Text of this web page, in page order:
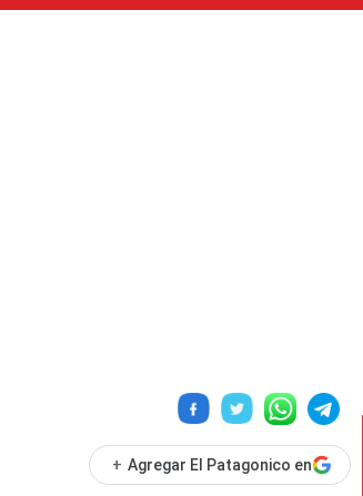
+ Agregar El Patagonico en